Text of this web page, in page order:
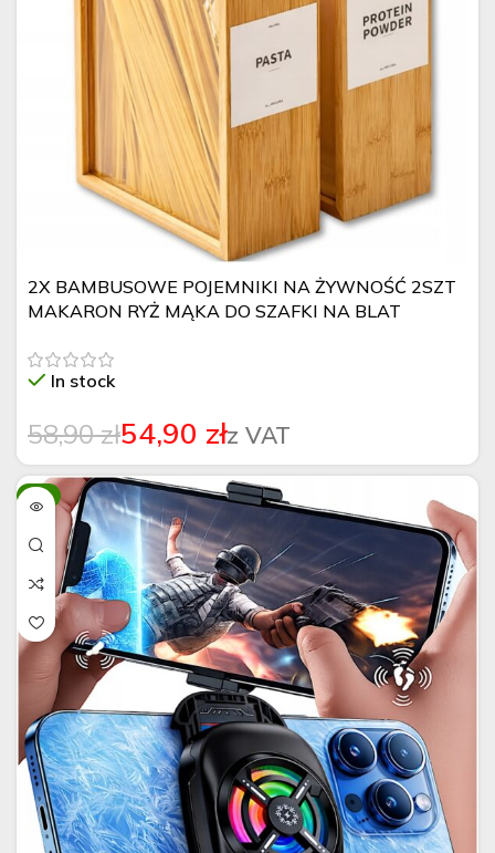
2X BAMBUSOWE POJEMNIKI NA ŻYWNOŚĆ 2SZT
MAKARON RYŻ MĄKA DO SZAFKI NA BLAT
In stock
58,90zł54,90 zł
-8%